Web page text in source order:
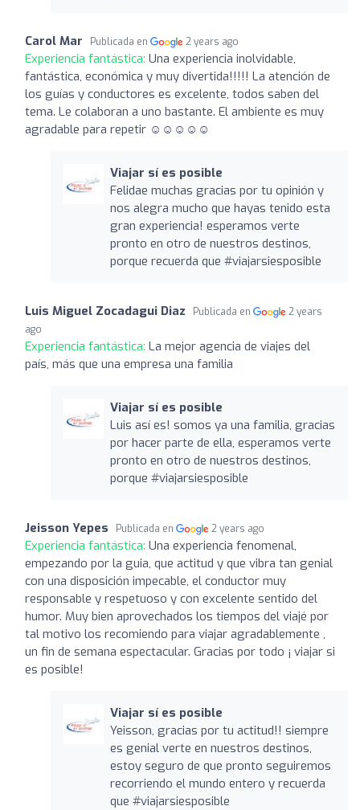
Carol Mar Publicada en 2 years ago
Experiencia fantástica: Una experiencia inolvidable,
fantástica, económica y muy divertida!!!!! La atención de
los guías y conductores es excelente, todos saben del
tema. Le colaboran a uno bastante. El ambiente es muy
agradable para repetir ☺️☺️☺️☺️☺️
Viajar sí es posible
Felidae muchas gracias por tu opinión y
nos alegra mucho que hayas tenido esta
gran experiencia! esperamos verte
pronto en otro de nuestros destinos,
porque recuerda que #viajarsiesposible
Luis Miguel Zocadagui Diaz Publicada en
2 years
ago
Experiencia fantástica: La mejor agencia de viajes del
país, más que una empresa una familia
Viajar sí es posible
Luis así es! somos ya una familia, gracias
por hacer parte de ella, esperamos verte
pronto en otro de nuestros destinos,
porque #viajarsiesposible
Jeisson Yepes Publicada en 2 years ago
Experiencia fantástica: Una experiencia fenomenal,
empezando por la guia, que actitud y que vibra tan genial
con una disposición impecable, el conductor muy
responsable y respetuoso y con excelente sentido del
humor. Muy bien aprovechados los tiempos del viajé por
tal motivo los recomiendo para viajar agradablemente ,
un fin de semana espectacular. Gracias por todo ¡ viajar si
es posible!
Viajar sí es posible
Yeisson, gracias por tu actitud!! siempre
es genial verte en nuestros destinos,
estoy seguro de que pronto seguiremos
recorriendo el mundo entero y recuerda
que #viajarsiesposible